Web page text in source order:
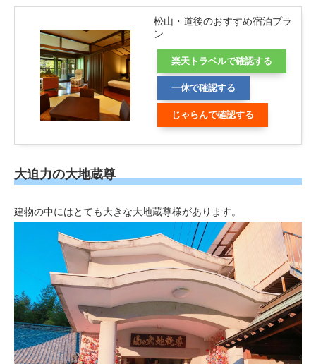
松山・道後のおすすめ宿泊プラ
ン
楽天トラベルで確認する
一休で確認する
じゃらんで確認する
大迫力の大地蔵尊
建物の中にはとても大きな大地蔵尊様があります。